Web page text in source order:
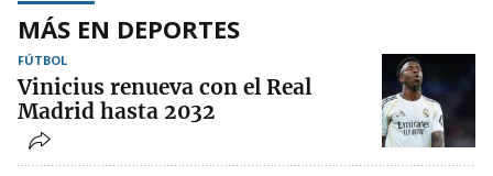
MÁS EN DEPORTES
FÚTBOL
Vinicius renueva con el Real
Madrid hasta 2032